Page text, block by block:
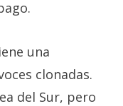
una
clonadas.
del Sur, pero